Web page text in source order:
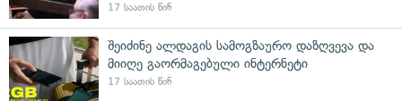
17 საათის წინ
შეიძინე ალდაგის სამოგზაურო დაზღვევა და
მიიღე გაორმაგებული ინტერნეტი
17 საათის წინ